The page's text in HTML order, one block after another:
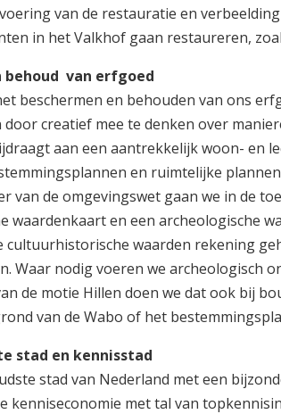
van de restauratie en
in het Valkhof gaan restaureren,
behoud van erfgoed
beschermen en behouden van ons
creatief mee te denken over
aan een aantrekkelijk woon- en
en ruimtelijke
van de omgevingswet gaan we in de
waardenkaart en een archeologische
cultuurhistorische waarden rekening
Waar nodig voeren we archeologisch
de motie Hillen doen we dat ook bij
van de Wabo of het
stad en kennisstad
stad van Nederland met een
kenniseconomie met tal van